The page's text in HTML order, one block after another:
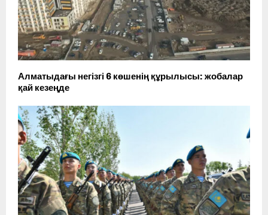
Алматыдағы негізгі 6 көшенің құрылысы: жобалар
қай кезеңде